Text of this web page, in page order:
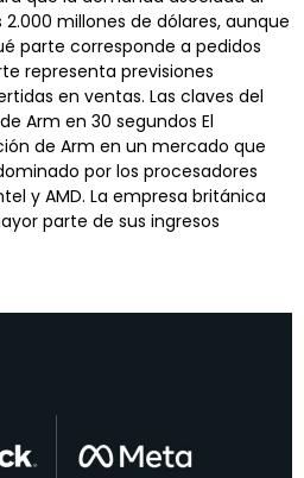
2.000 millones de dólares, aunque
parte corresponde a pedidos
representa previsiones
en ventas. Las claves del
Arm en 30 segundos El
de Arm en un mercado que
por los procesadores
y AMD. La empresa británica
parte de sus ingresos